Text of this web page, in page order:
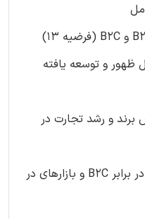
برند و رشد تجارت در
7.2. مقایسه بین مشتریان B2B در برابر B2C و بازارهای در